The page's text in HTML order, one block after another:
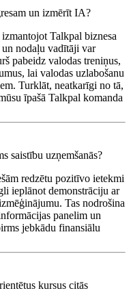
un izmērīt IA?
Talkpal biznesa
nodaļu vadītāji var
pabeidz valodas treniņus,
lai valodas uzlabošanu
Turklāt, neatkarīgi no tā,
īpašā Talkpal komanda
saistību uzņemšanās?
redzētu pozitīvo ietekmi
ieplānot demonstrāciju ar
Tas nodrošina
panelim un
jebkādu finansiālu
kursus citās